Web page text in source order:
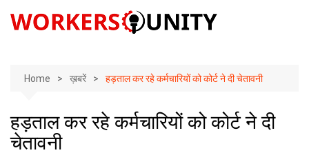
Home ख़बरें हड़ताल कर रहे कर्मचारियों को कोर्ट ने दी चेतावनी
हड़ताल कर रहे कर्मचारियों को कोर्ट ने दी
चेतावनी